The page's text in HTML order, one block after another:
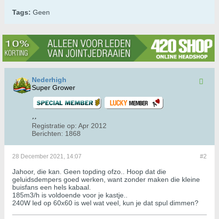
Tags: Geen
Nederhigh
Super Grower
Registratie op: Apr 2012
Berichten: 1868
#2
28 December 2021, 14:07
Jahoor, die kan. Geen topding ofzo.. Hoop dat die
geluidsdempers goed werken, want zonder maken die kleine
buisfans een hels kabaal.
185m3/h is voldoende voor je kastje..
240W led op 60x60 is wel wat veel, kun je dat spul dimmen?